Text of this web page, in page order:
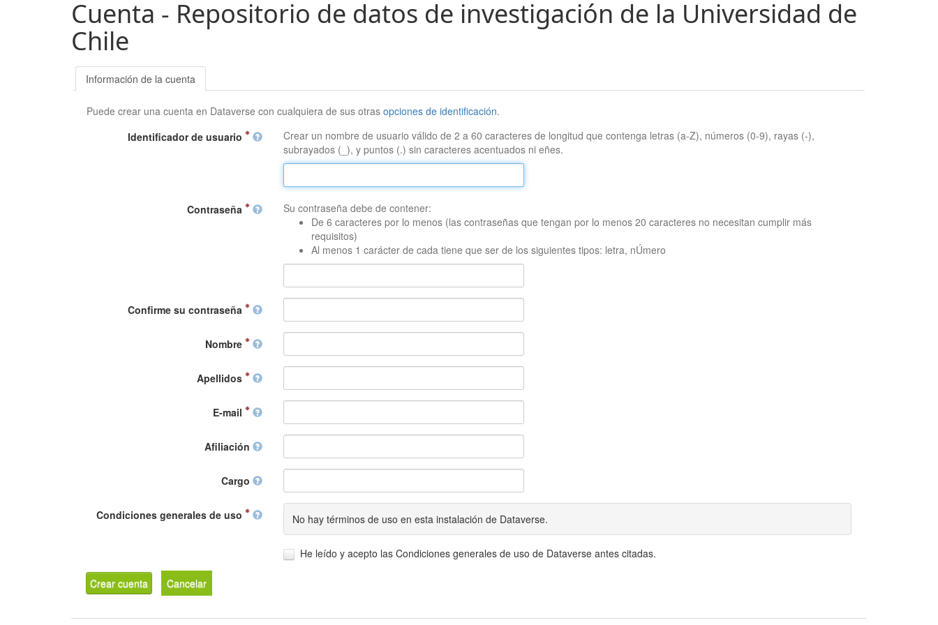
Cuenta - Repositorio de datos de investigación de la Universidad de
Chile
Información de la cuenta
Puede crear una cuenta en Dataverse con cualquiera de sus otrasopciones de identificación.
Identificador de usuario
Crear un nombre de usuario válido de 2 a 60 caracteres de longitud que contenga letras (a-Z), números (0-9), rayas (-),
subrayados (_), y puntos (.) sin caracteres acentuados ni eñes.
Contraseña
Su contraseña debe de contener:
De 6 caracteres por lo menos (las contraseñas que tengan por lo menos 20 caracteres no necesitan cumplir más
requisitos)
Al menos 1 carácter de cada tiene que ser de los siguientes tipos: letra, nÚmero
Confirme su contraseña
Nombre
Apellidos
E-mail
Afiliación
Cargo
Condiciones generales de uso No hay términos de uso en esta instalación de Dataverse.
He leído y acepto las Condiciones generales de uso de Dataverse antes citadas.
Crear cuenta Cancelar